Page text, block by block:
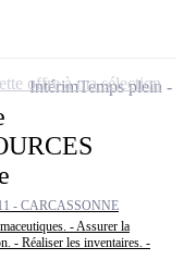
- CARCASSONNE
- Assurer la
- Réaliser les inventaires. -
IntérimTemps plein
offre à ma sélection